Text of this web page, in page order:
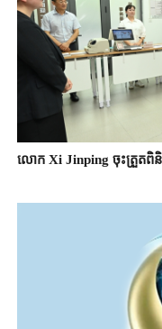
លោក Xi Jinping ចុះត្រួតពិនិ